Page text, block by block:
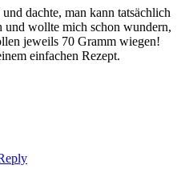
dachte, man kann tatsächlich
und wollte mich schon wundern,
jeweils 70 Gramm wiegen!
einfachen Rezept.